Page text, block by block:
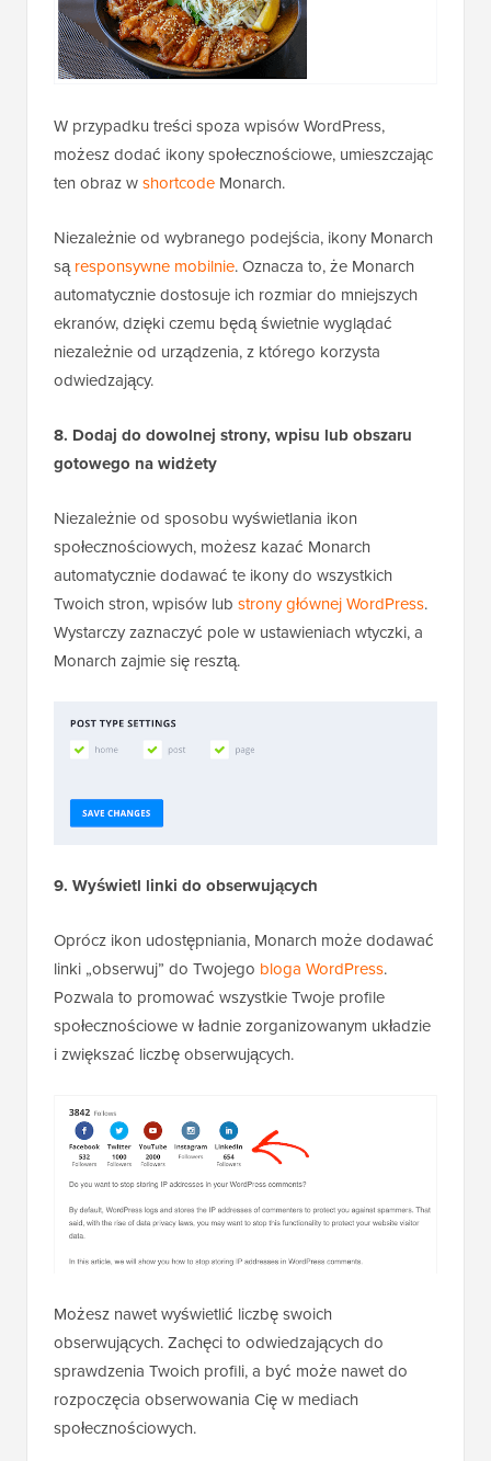
W przypadku treści spoza wpisów WordPress,
możesz dodać ikony społecznościowe, umieszczając
ten obraz wshortcode Monarch.
Niezależnie od wybranego podejścia, ikony Monarch
sąresponsywne mobilnie. Oznacza to, że Monarch
automatycznie dostosuje ich rozmiar do mniejszych
ekranów, dzięki czemu będą świetnie wyglądać
niezależnie od urządzenia, z którego korzysta
odwiedzający.
8. Dodaj do dowolnej strony, wpisu lub obszaru
gotowego na widżety
Niezależnie od sposobu wyświetlania ikon
społecznościowych, możesz kazać Monarch
automatycznie dodawać te ikony do wszystkich
Twoich stron, wpisów lub strony głównej WordPress.
Wystarczy zaznaczyć pole w ustawieniach wtyczki, a
Monarch zajmie się resztą.
9. Wyświetl linki do obserwujących
Oprócz ikon udostępniania, Monarch może dodawać
linki „obserwuj” do Twojego bloga WordPress.
Pozwala to promować wszystkie Twoje profile
społecznościowe w ładnie zorganizowanym układzie
i zwiększać liczbę obserwujących.
Możesz nawet wyświetlić liczbę swoich
obserwujących. Zachęci to odwiedzających do
sprawdzenia Twoich profili, a być może nawet do
rozpoczęcia obserwowania Cię w mediach
społecznościowych.